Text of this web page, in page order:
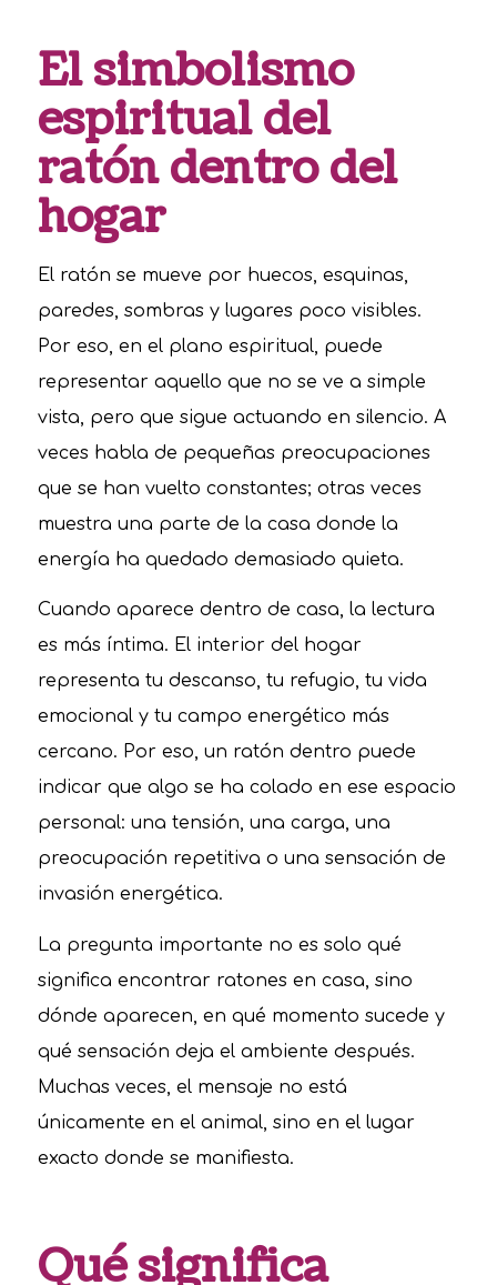
El simbolismo
espiritual del
ratón dentro del
hogar
El ratón se mueve por huecos, esquinas,
paredes, sombras y lugares poco visibles.
Por eso, en el plano espiritual, puede
representar aquello que no se ve a simple
vista, pero que sigue actuando en silencio. A
veces habla de pequeñas preocupaciones
que se han vuelto constantes; otras veces
muestra una parte de la casa donde la
energía ha quedado demasiado quieta.
Cuando aparece dentro de casa, la lectura
es más íntima. El interior del hogar
representa tu descanso, tu refugio, tu vida
emocional y tu campo energético más
cercano. Por eso, un ratón dentro puede
indicar que algo se ha colado en ese espacio
personal: una tensión, una carga, una
preocupación repetitiva o una sensación de
invasión energética.
La pregunta importante no es solo qué
significa encontrar ratones en casa, sino
dónde aparecen, en qué momento sucede y
qué sensación deja el ambiente después.
Muchas veces, el mensaje no está
únicamente en el animal, sino en el lugar
exacto donde se manifiesta.
Qué significa